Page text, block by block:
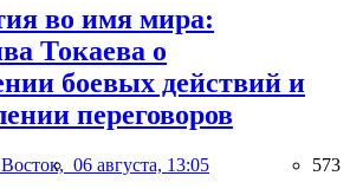
во имя мира:
Токаева о
боевых действий и
переговоров
06 августа, 13:05 573